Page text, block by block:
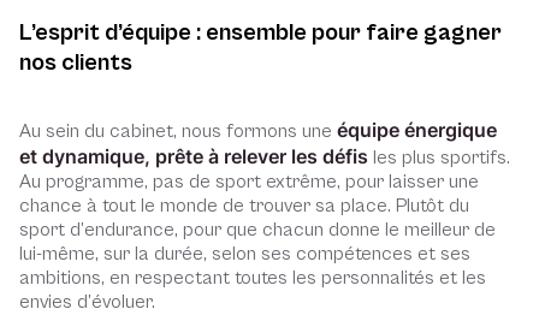
L’esprit d’équipe : ensemble pour faire gagner
nos clients
Au sein du cabinet, nous formons une équipe énergique
et dynamique, prête à relever les défis les plus sportifs.
Au programme, pas de sport extrême, pour laisser une
chance à tout le monde de trouver sa place. Plutôt du
sport d’endurance, pour que chacun donne le meilleur de
lui-même, sur la durée, selon ses compétences et ses
ambitions, en respectant toutes les personnalités et les
envies d’évoluer.